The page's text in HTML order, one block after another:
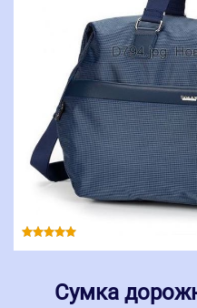
Сумка